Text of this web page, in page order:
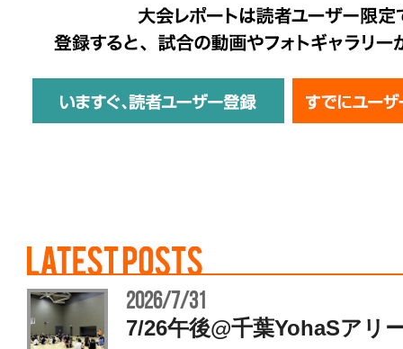
2026/7/31
7/26午後@千葉YohaSア